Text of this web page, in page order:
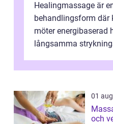
Healingmassage är
behandlingsform där
möter energibaserad
långsamma
nervsys...
01
Massage
och